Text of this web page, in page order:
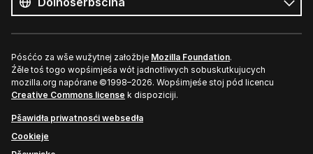
Pósććo za wše wužytnej załožbje Mozilla Foundation.
Źěle toś togo wopśimjeśa wót jadnotliwych sobuskutkujucych
mozilla.org napórane ©1998–2026. Wopśimjeśe stoj pód licencu
Creative Commons license k dispoziciji.
Pšawidła priwatnosći websedła
Cookieje